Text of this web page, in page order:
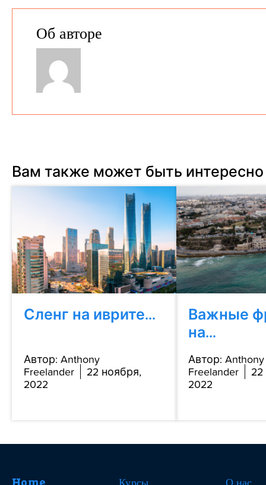
Об авторе
Вам также может быть интересно
Сленг на иврите...
Автор: Anthony
Freelander
22 ноября,
2022
Важные
на...
Автор: Anthony
Freelander
22
2022